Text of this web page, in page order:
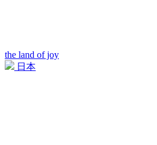
the land of joy
日本